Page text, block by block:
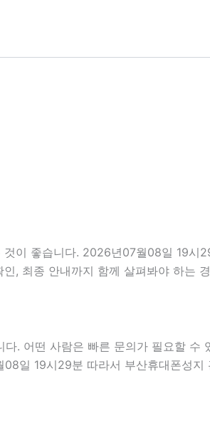
이 좋습니다. 2026년07월08일 19
, 최종 안내까지 함께 살펴봐야 하는
. 어떤 사람은 빠른 문의가 필요할
일 19시29분 따라서 부산휴대폰성